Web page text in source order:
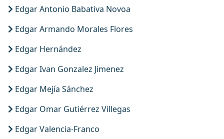
Edgar Antonio Babativa Novoa
Edgar Armando Morales Flores
Edgar Hernández
Edgar Ivan Gonzalez Jimenez
Edgar Mejía Sánchez
Edgar Omar Gutiérrez Villegas
Edgar Valencia-Franco
REVISTAS
SERVIÇOS
CHAMADAS ABERTAS
SUBMISSÃO